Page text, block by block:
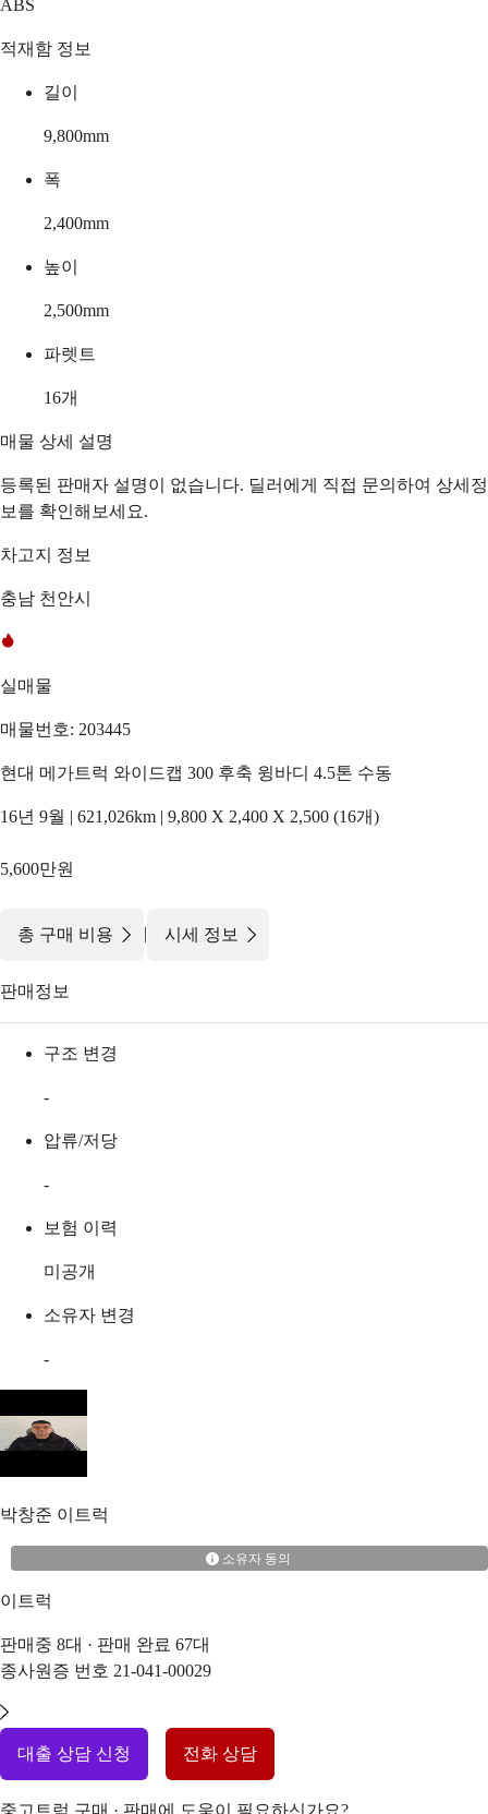
ABS
적재함 정보
길이
9,800mm
폭
2,400mm
높이
2,500mm
파렛트
16개
매물 상세 설명
등록된 판매자 설명이 없습니다. 딜러에게 직접 문의하여 상세정
보를 확인해보세요.
차고지 정보
충남 천안시
실매물
매물번호: 203445
현대 메가트럭 와이드캡 300 후축 윙바디 4.5톤 수동
16년 9월 | 621,026km | 9,800 X 2,400 X 2,500 (16개)
5,600만원
총 구매 비용 | 시세 정보
판매정보
구조 변경
-
압류/저당
-
보험 이력
미공개
소유자 변경
-
박창준 이트럭
소유자 동의
이트럭
판매중 8대 · 판매 완료 67대
종사원증 번호 21-041-00029
대출 상담 신청 전화 상담
중고트럭 구매 · 판매에 도움이 필요하신가요?